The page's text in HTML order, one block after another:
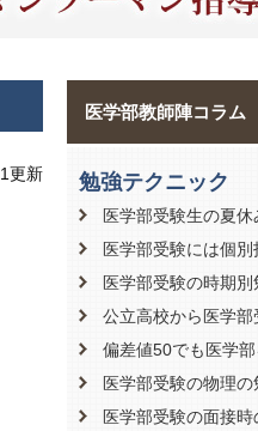
更新
医学部教師陣コラム
勉強テクニック